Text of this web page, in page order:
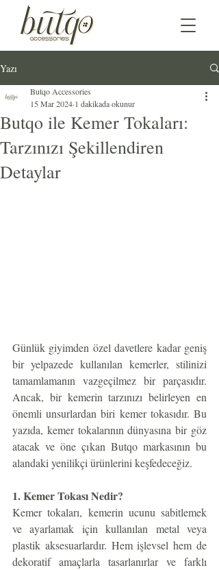
Yazı
Butqo ile Kemer Tokaları:
Tarzınızı Şekillendiren
Detaylar
Butqo Accessories
15 Mar 2024 1 dakikada okunur
Günlük giyimden özel davetlere kadar geniş
bir yelpazede kullanılan kemerler, stilinizi
tamamlamanın vazgeçilmez bir parçasıdır.
Ancak, bir kemerin tarzınızı belirleyen en
önemli unsurlardan biri kemer tokasıdır. Bu
yazıda, kemer tokalarının dünyasına bir göz
atacak ve öne çıkan Butqo markasının bu
alandaki yenilikçi ürünlerini keşfedeceğiz.
1. Kemer Tokası Nedir?
Kemer tokaları, kemerin ucunu sabitlemek
ve ayarlamak için kullanılan metal veya
plastik aksesuarlardır. Hem işlevsel hem de
dekoratif amaçlarla tasarlanırlar ve farklı